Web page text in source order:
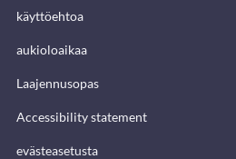
käyttöehtoa
aukioloaikaa
Laajennusopas
Accessibility statement
evästeasetusta